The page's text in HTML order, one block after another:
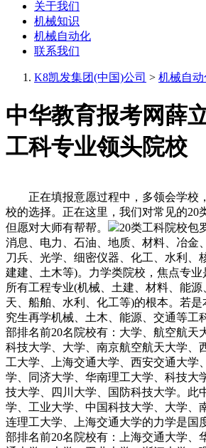
关于我们
机械知识
机械自动化
联系我们
K8凯发集团(中国)公司 > 机械自动
中华教育报考网薛
工科专业领头院校
正在填报意愿过程中，多领会学校
校的选择。正在这里，我们对常见的20
但愿对大师有帮帮。
20类工科院校包
消息、电力、石油、地质、材料、冶金
刀兵、光学、细密仪器、化工、水利、
建建、土木等)。力学类院校，焦点专
所有工程专业(机械、土建、材料、能
天、船舶、水利、化工等)的根本。若
究生再学机械、土木、能源、交通等工
部排名前20名院校有：大学、航空航天
科技大学、大学、南京航空航天大学、
工大学、上海交通大学、西安交通大学
学、同济大学、华南理工大学、科技大
技大学、四川大学、国防科技大学。此
学、工业大学、中国科技大学、大学、
连理工大学、上海交通大学的力学是国
部排名前20名院校有：上海交通大学、